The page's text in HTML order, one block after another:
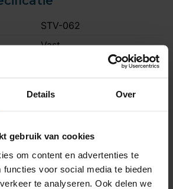
Details Over
gebruik van cookies
om content en advertenties te
functies voor social media te bieden
te analyseren. Ook delen we
STV-062
Vast
Kogel is bevestigd met
2000 kg
Ja
Ja
Nee